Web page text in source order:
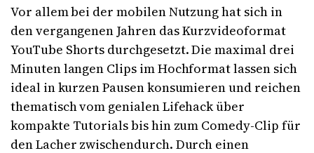
Vor allem bei der mobilen Nutzung hat sich in
den vergangenen Jahren das Kurzvideoformat
YouTube Shorts durchgesetzt. Die maximal drei
Minuten langen Clips im Hochformat lassen sich
ideal in kurzen Pausen konsumieren und reichen
thematisch vom genialen Lifehack über
kompakte Tutorials bis hin zum Comedy-Clip für
den Lacher zwischendurch. Durch einen